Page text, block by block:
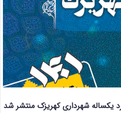
یکساله شهرداری کهریزک منتشر شد